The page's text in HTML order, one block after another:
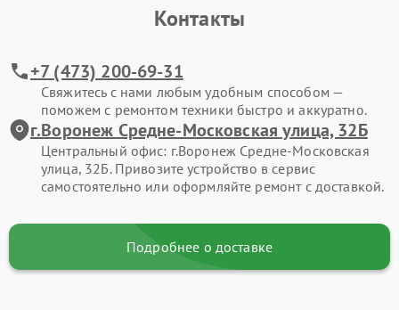
Контакты
+7 (473) 200-69-31
Свяжитесь с нами любым удобным способом —
поможем с ремонтом техники быстро и аккуратно.
г.Воронеж Средне-Московская улица, 32Б
Центральный офис: г.Воронеж Средне-Московская
улица, 32Б. Привозите устройство в сервис
самостоятельно или оформляйте ремонт с доставкой.
Подробнее о доставке